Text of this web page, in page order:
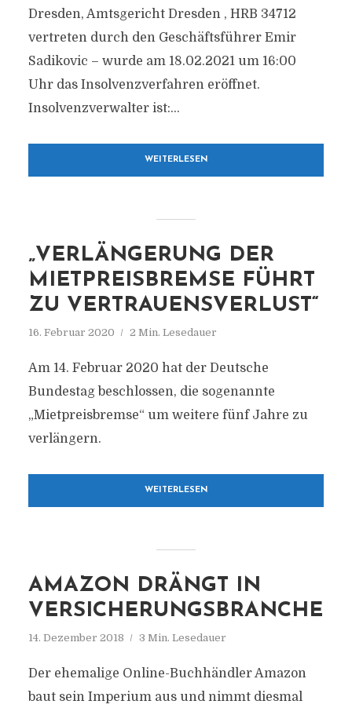
Dresden, Amtsgericht Dresden , HRB 34712
vertreten durch den Geschäftsführer Emir
Sadikovic – wurde am 18.02.2021 um 16:00
Uhr das Insolvenzverfahren eröffnet.
Insolvenzverwalter ist:...
WEITERLESEN
„VERLÄNGERUNG DER
MIETPREISBREMSE FÜHRT
ZU VERTRAUENSVERLUST“
16. Februar 2020 2 Min. Lesedauer
Am 14. Februar 2020 hat der Deutsche
Bundestag beschlossen, die sogenannte
„Mietpreisbremse“ um weitere fünf Jahre zu
verlängern.
WEITERLESEN
AMAZON DRÄNGT IN
VERSICHERUNGSBRANCHE
14. Dezember 2018 3 Min. Lesedauer
Der ehemalige Online-Buchhändler Amazon
baut sein Imperium aus und nimmt diesmal